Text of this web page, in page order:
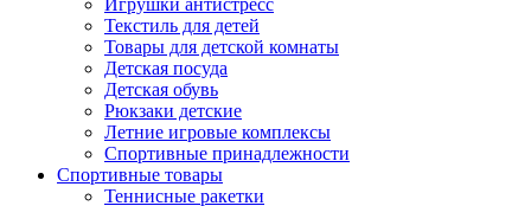
Игрушки антистресс
Текстиль для детей
Товары для детской комнаты
Детская посуда
Детская обувь
Рюкзаки детские
Летние игровые комплексы
Спортивные принадлежности
Спортивные товары
Теннисные ракетки